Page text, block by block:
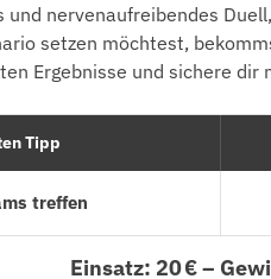
und nervenaufreibendes
setzen möchtest,
Ergebnisse und sichere dir
Tipp
treffen
Einsatz: 20 € –